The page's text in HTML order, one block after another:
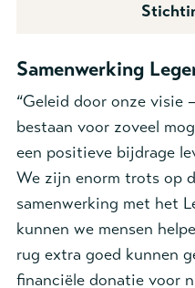
Samenwerking
“Geleid door onze visie
bestaan voor zoveel
een positieve bijdrage
We zijn enorm trots op
samenwerking met het
kunnen we mensen
rug extra goed kunnen
financiële donatie voor